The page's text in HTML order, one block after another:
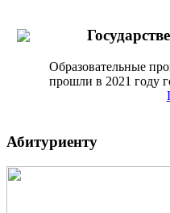
Образовательные
прошли в 2021 году
Абитуриенту